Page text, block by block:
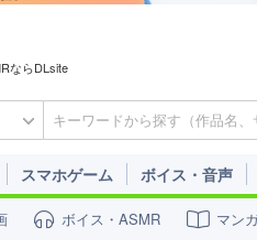
ならDLsite
スマホゲーム ボイス・音声
ボイス・ASMR マン